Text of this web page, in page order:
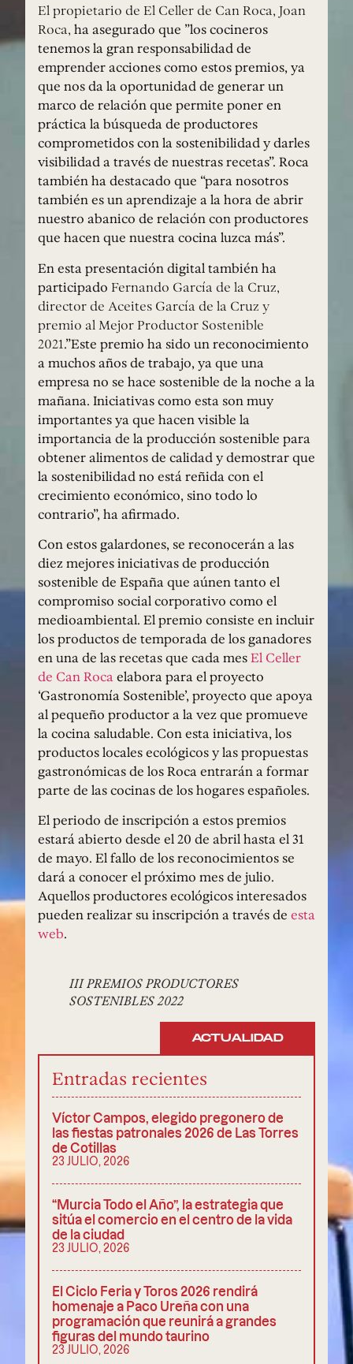
El propietario de El Celler de Can Roca, Joan
Roca, ha asegurado que ”los cocineros
tenemos la gran responsabilidad de
emprender acciones como estos premios, ya
que nos da la oportunidad de generar un
marco de relación que permite poner en
práctica la búsqueda de productores
comprometidos con la sostenibilidad y darles
visibilidad a través de nuestras recetas”. Roca
también ha destacado que “para nosotros
también es un aprendizaje a la hora de abrir
nuestro abanico de relación con productores
que hacen que nuestra cocina luzca más”.
En esta presentación digital también ha
participado Fernando García de la Cruz,
director de Aceites García de la Cruz y
premio al Mejor Productor Sostenible
2021.”Este premio ha sido un reconocimiento
a muchos años de trabajo, ya que una
empresa no se hace sostenible de la noche a la
mañana. Iniciativas como esta son muy
importantes ya que hacen visible la
importancia de la producción sostenible para
obtener alimentos de calidad y demostrar que
la sostenibilidad no está reñida con el
crecimiento económico, sino todo lo
contrario”, ha afirmado.
Con estos galardones, se reconocerán a las
diez mejores iniciativas de producción
sostenible de España que aúnen tanto el
compromiso social corporativo como el
medioambiental. El premio consiste en incluir
los productos de temporada de los ganadores
en una de las recetas que cada mesEl Celler
de Can Rocaelabora para el proyecto
‘Gastronomía Sostenible’, proyecto que apoya
al pequeño productor a la vez que promueve
la cocina saludable. Con esta iniciativa, los
productos locales ecológicos y las propuestas
gastronómicas de los Roca entrarán a formar
parte de las cocinas de los hogares españoles.
El periodo de inscripción a estos premios
estará abierto desde el 20 de abril hasta el 31
de mayo. El fallo de los reconocimientos se
dará a conocer el próximo mes de julio.
Aquellos productores ecológicos interesados
pueden realizar su inscripción a través de esta
web.
III PREMIOS PRODUCTORES
SOSTENIBLES 2022
ACTUALIDAD
Entradas recientes
Víctor Campos, elegido pregonero de
las fiestas patronales 2026 de Las Torres
de Cotillas
23 JULIO, 2026
“Murcia Todo el Año”, la estrategia que
sitúa el comercio en el centro de la vida
de la ciudad
23 JULIO, 2026
El Ciclo Feria y Toros 2026 rendirá
homenaje a Paco Ureña con una
programación que reunirá a grandes
figuras del mundo taurino
23 JULIO, 2026